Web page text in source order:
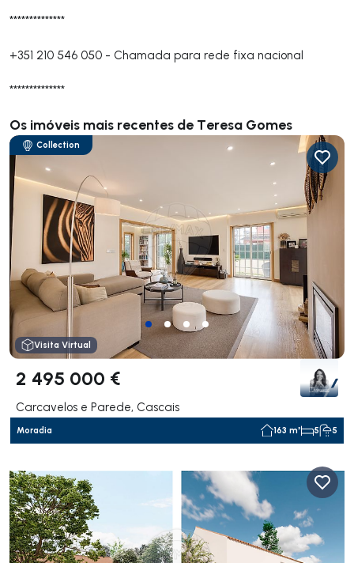
**************
+351 210 546 050 - Chamada para rede fixa nacional
**************
Os imóveis mais recentes de Teresa Gomes
Collection
Visita Virtual
2 495 000 €
Carcavelos e Parede, Cascais
Moradia 163 m² 5 5